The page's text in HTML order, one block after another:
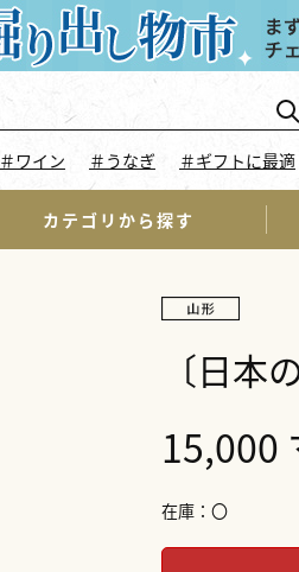
＃ワイン ＃うなぎ ＃ギフトに最適
カテゴリから探す
〔日
15,000
在庫 〇